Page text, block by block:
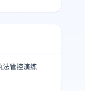
法管控演练